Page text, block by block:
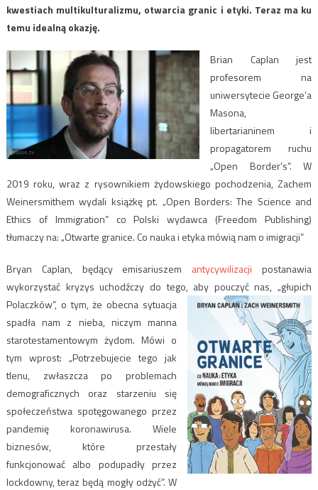
kwestiach multikulturalizmu, otwarcia granic i etyki. Teraz ma ku
temu idealną okazję.
Brian Caplan jest
profesorem na
uniwersytecie George’a
Masona,
libertarianinem i
propagatorem ruchu
„Open Border’s”. W
2019 roku, wraz z rysownikiem żydowskiego pochodzenia, Zachem
Weinersmithem wydali książkę pt. „Open Borders: The Science and
Ethics of Immigration” co Polski wydawca (Freedom Publishing)
tłumaczy na: „Otwarte granice. Co nauka i etyka mówią nam o imigracji”
Bryan Caplan, będący emisariuszem antycywilizacji postanawia
wykorzystać kryzys uchodźczy do tego, aby pouczyć nas, „głupich
Polaczków”, o tym, że obecna sytuacja
spadła nam z nieba, niczym manna
starotestamentowym żydom. Mówi o
tym wprost: „Potrzebujecie tego jak
tlenu, zwłaszcza po problemach
demograficznych oraz starzeniu się
społeczeństwa spotęgowanego przez
pandemię koronawirusa. Wiele
biznesów, które przestały
funkcjonować albo podupadły przez
lockdowny, teraz będą mogły odżyć”. W